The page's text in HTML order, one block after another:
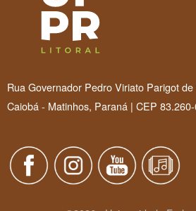
Rua Governador Pedro Viriato Parigot
Caiobá - Matinhos, Paraná | CEP